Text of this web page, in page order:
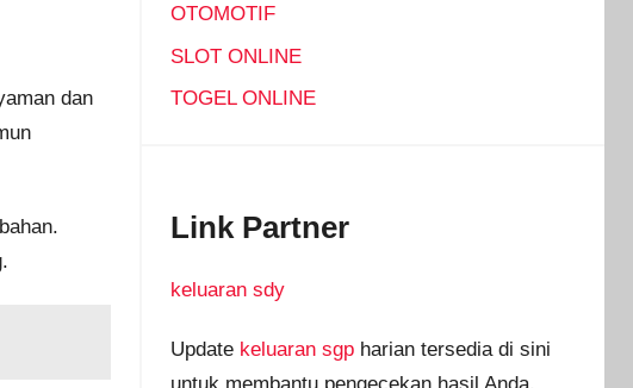
dan
OTOMOTIF
SLOT ONLINE
TOGEL ONLINE
Link Partner
keluaran sdy
Update keluaran sgpharian tersedia di sini